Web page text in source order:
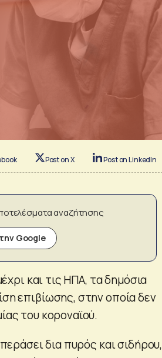
Post on X Post on LinkedIn
αναζήτησης
Google
και τις ΗΠΑ, τα δημόσια
επιβίωσης, στην οποία δεν
του κοροναϊού.
δια πυρός και σιδήρου,